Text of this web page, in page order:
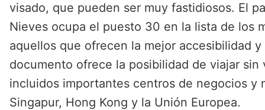
visado, que pueden ser muy fastidiosos. El
Nieves ocupa el puesto 30 en la lista de los
aquellos que ofrecen la mejor accesibilidad
documento ofrece la posibilidad de viajar sin
incluidos importantes centros de negocios y
Singapur, Hong Kong y la Unión Europea.